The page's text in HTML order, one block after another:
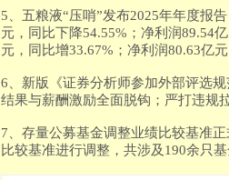
5、五粮液“压哨”发布2025年年度报
元，同比下降54.55%；净利润89.54
元，同比增33.67%；净利润80.63亿
6、新版《证券分析师参加外部评选
结果与薪酬激励全面脱钩；严打违规
7、存量公募基金调整业绩比较基准
比较基准进行调整，共涉及190余只基